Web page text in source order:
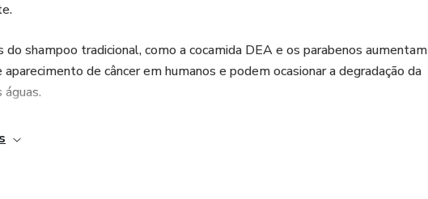
do shampoo tradicional, como a cocamida DEA e os parabenos aumentam
aparecimento de câncer em humanos e podem ocasionar a degradação da
disso, mais componentes químicos são necessários para o tratamento